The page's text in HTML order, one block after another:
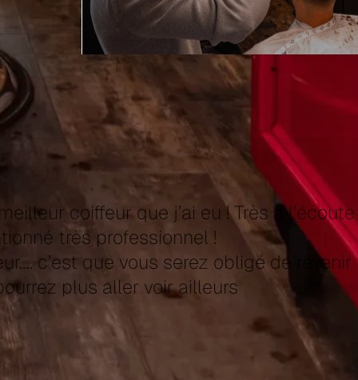
coiffeur que j’ai eu ! Très à l’écoute
très professionnel !
c’est que vous serez obligé de revenir
plus aller voir ailleurs